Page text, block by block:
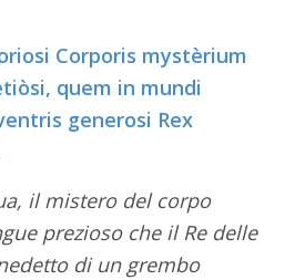
Corporis mystèrium
quem in mundi
generosi Rex
il mistero del corpo
prezioso che il Re delle
di un grembo